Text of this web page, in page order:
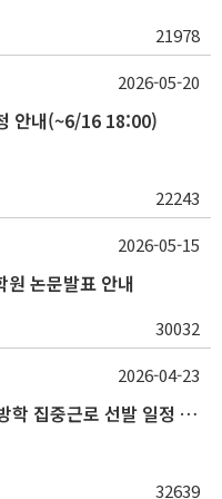
21978
안내(~6/16 18:00)
22243
2026-05-20
논문발표 안내
30032
2026-05-15
2026학년도 국가근로장학금 하계방학 집중근로 선발 일정 안내
32639
2026-04-23